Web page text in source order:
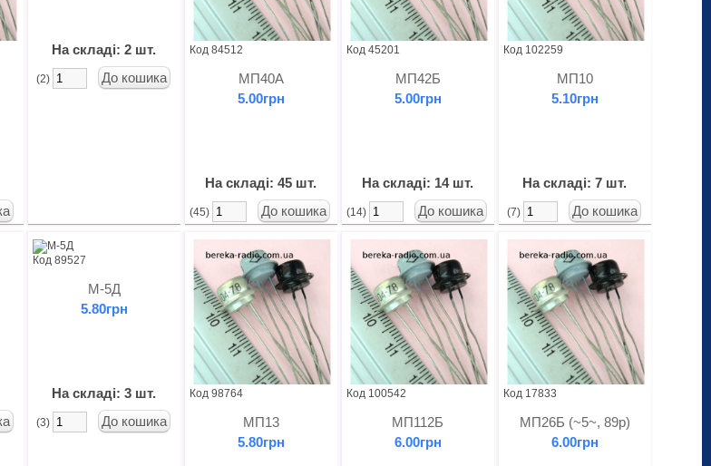
На складі: 2 шт.
(2)
Код 84512
МП40А
5.00грн
На складі: 45 шт.
(45)
Код 45201
МП42Б
5.00грн
На складі: 14 шт.
(14)
Код 102259
МП10
5.10грн
На складі: 7 шт.
(7)
Код 89527
М-5Д
5.80грн
На складі: 3 шт.
(3)
Код 98764
МП13
5.80грн
Код 100542
МП112Б
6.00грн
Код 17833
МП26Б (~5~, 89р)
6.00грн